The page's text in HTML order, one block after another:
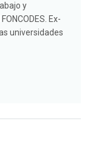
y
Ex-
universidades